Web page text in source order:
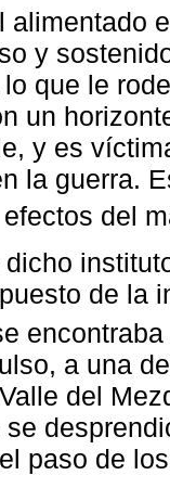
alimentado
y
que le
un
y es
la guerra.
del
de la
a una
del
paso de